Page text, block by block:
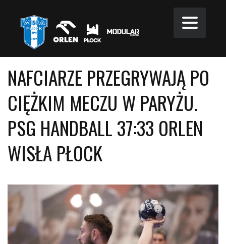
NAFCIARZE PRZEGRYWAJĄ PO
CIĘŻKIM MECZU W PARYŻU.
PSG HANDBALL 37:33 ORLEN
WISŁA PŁOCK